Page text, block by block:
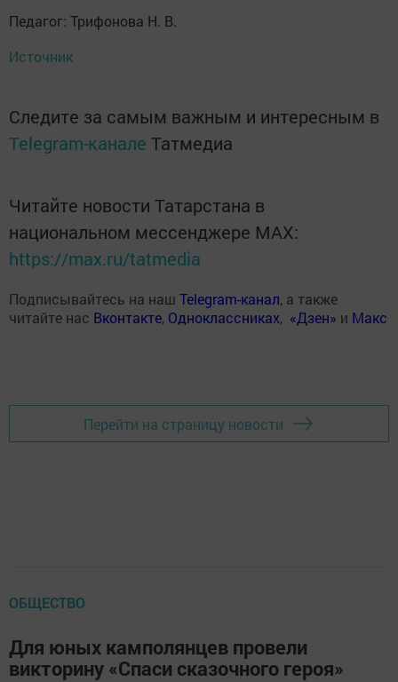
Педагог: Трифонова Н. В.
Источник
Следите за самым важным и интересным в
Telegram-канале Татмедиа
Читайте новости Татарстана в
национальном мессенджере MАХ:
https://max.ru/tatmedia
Подписывайтесь на наш Telegram-канал, а также
читайте нас Вконтакте, Одноклассниках, «Дзен» и Макс
Перейти на страницу новости
ОБЩЕСТВО
Для юных камполянцев провели
викторину «Спаси сказочного героя»